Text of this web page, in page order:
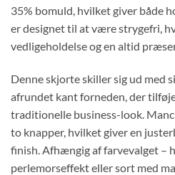
35% bomuld, hvilket giver både
er designet til at være strygefri,
vedligeholdelse og en altid
Denne skjorte skiller sig ud med
afrundet kant forneden, der
traditionelle business-look.
to knapper, hvilket giver en
finish. Afhængig af farvevalget –
perlemorseffekt eller sort med